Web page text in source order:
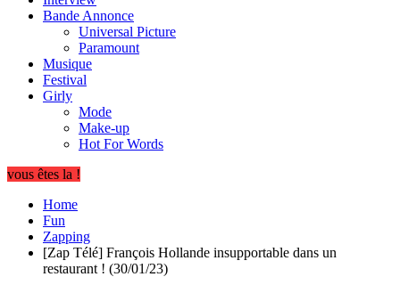
Bande Annonce
Universal Picture
Paramount
Musique
Festival
Girly
Mode
Make-up
Hot For Words
vous êtes la !
Home
Fun
Zapping
[Zap Télé] François Hollande insupportable dans un
restaurant ! (30/01/23)